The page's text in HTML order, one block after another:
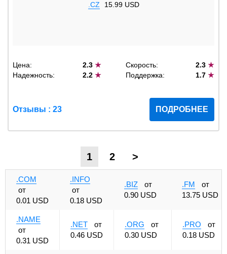
.CZ 15.99 USD
Цена: 2.3★ Скорость: 2.3 ★
Надежность:
2.2★ Поддержка: 1.7 ★
Отзывы : 23 ПОДРОБНЕЕ
1 2 >
.COM
от
0.01 USD
.INFO
от
0.18 USD
.BIZ
от
0.90 USD
.FM
от
13.75 USD
.NAME
от
0.31 USD
.NET
от
0.46 USD
.ORG
от
0.30 USD
.PRO
от
0.18 USD